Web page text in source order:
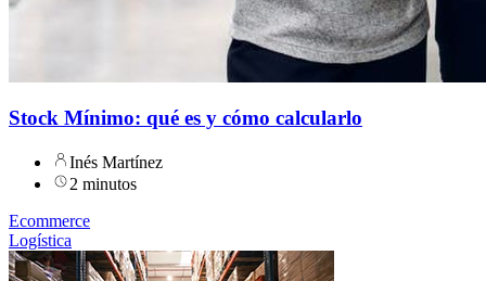
Stock Mínimo: qué es y cómo calcularlo
Inés Martínez
2 minutos
Ecommerce
Logística